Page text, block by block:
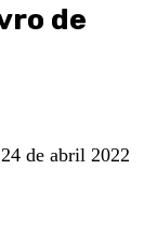
de
de abril 2022